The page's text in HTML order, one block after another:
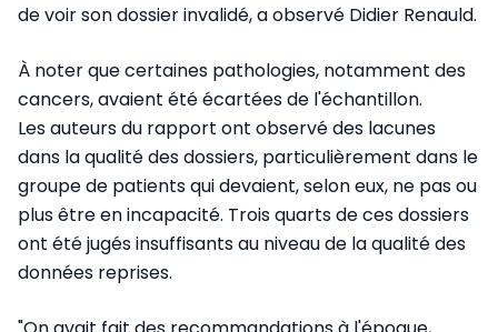
de voir son dossier invalidé, a observé Didier Renauld.
À noter que certaines pathologies, notamment des
cancers, avaient été écartées de l'échantillon.
Les auteurs du rapport ont observé des lacunes
dans la qualité des dossiers, particulièrement dans le
groupe de patients qui devaient, selon eux, ne pas ou
plus être en incapacité. Trois quarts de ces dossiers
ont été jugés insuffisants au niveau de la qualité des
données reprises.